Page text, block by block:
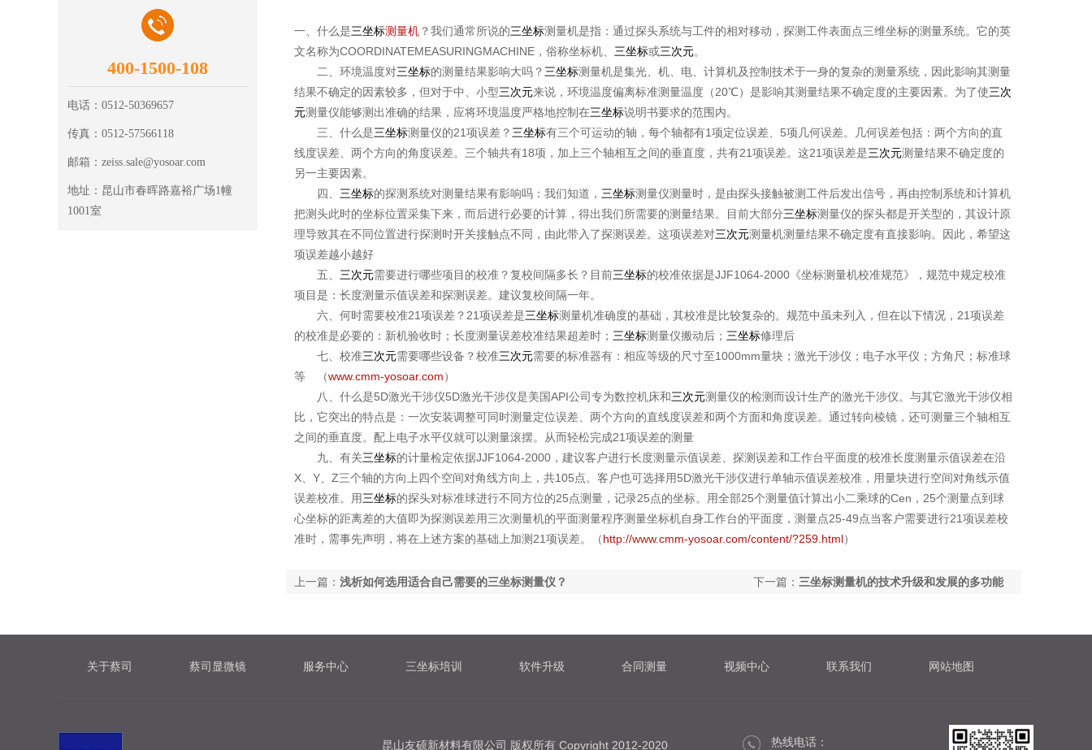
400-1500-108
电话： 0512-50369657
传真： 0512-57566118
邮箱： zeiss.sale@yosoar.com
地址： 昆山市春晖路嘉裕广场1幢
1001室
一、什么是三坐标测量机 ？我们通常所说的三坐标测量机是指：通过探头系统与工件的相对移动，探测工件表面点三维坐标的测量系统。它的英
文名称为COORDINATEMEASURINGMACHINE，俗称坐标机、 三坐标或三次元。
二、环境温度对三坐标的测量结果影响大吗？ 三坐标测量机是集光、机、电、计算机及控制技术于一身的复杂的测量系统，因此影响其测量
结果不确定的因素较多，但对于中、小型三次元来说，环境温度偏离标准测量温度（20℃）是影响其测量结果不确定度的主要因素。为了使三次
元测量仪能够测出准确的结果，应将环境温度严格地控制在三坐标说明书要求的范围内。
三、什么是三坐标测量仪的21项误差？ 三坐标有三个可运动的轴，每个轴都有1项定位误差、5项几何误差。几何误差包括：两个方向的直
线度误差、两个方向的角度误差。三个轴共有18项，加上三个轴相互之间的垂直度，共有21项误差。这21项误差是三次元测量结果不确定度的
另一主要因素。
四、 三坐标的探测系统对测量结果有影响吗：我们知道， 三坐标测量仪测量时，是由探头接触被测工件后发出信号，再由控制系统和计算机
把测头此时的坐标位置采集下来，而后进行必要的计算，得出我们所需要的测量结果。目前大部分三坐标测量仪的探头都是开关型的，其设计原
理导致其在不同位置进行探测时开关接触点不同，由此带入了探测误差。这项误差对三次元测量机测量结果不确定度有直接影响。因此，希望这
项误差越小越好
五、 三次元需要进行哪些项目的校准？复校间隔多长？目前三坐标的校准依据是JJF1064-2000《坐标测量机校准规范》，规范中规定校准
项目是：长度测量示值误差和探测误差。建议复校间隔一年。
六、何时需要校准21项误差？21项误差是三坐标测量机准确度的基础，其校准是比较复杂的。规范中虽未列入，但在以下情况，21项误差
的校准是必要的：新机验收时；长度测量误差校准结果超差时； 三坐标测量仪搬动后； 三坐标修理后
七、校准三次元需要哪些设备？校准三次元需要的标准器有：相应等级的尺寸至1000mm量块；激光干涉仪；电子水平仪；方角尺；标准球
等 （www.cmm-yosoar.com）
八、什么是5D激光干涉仪5D激光干涉仪是美国API公司专为数控机床和三次元测量仪的检测而设计生产的激光干涉仪。与其它激光干涉仪相
比，它突出的特点是：一次安装调整可同时测量定位误差、两个方向的直线度误差和两个方面和角度误差。通过转向棱镜，还可测量三个轴相互
之间的垂直度。配上电子水平仪就可以测量滚摆。从而轻松完成21项误差的测量
九、有关三坐标的计量检定依据JJF1064-2000，建议客户进行长度测量示值误差、探测误差和工作台平面度的校准长度测量示值误差在沿
X、Y、Z三个轴的方向上四个空间对角线方向上，共105点。客户也可选择用5D激光干涉仪进行单轴示值误差校准，用量块进行空间对角线示值
误差校准。用三坐标的探头对标准球进行不同方位的25点测量，记录25点的坐标。用全部25个测量值计算出小二乘球的Cen，25个测量点到球
心坐标的距离差的大值即为探测误差用三次测量机的平面测量程序测量坐标机自身工作台的平面度，测量点25-49点当客户需要进行21项误差校
准时，需事先声明，将在上述方案的基础上加测21项误差。（http://www.cmm-yosoar.com/content/?259.html）
下一篇： 三坐标测量机的技术升级和发展的多功能
上一篇： 浅析如何选用适合自己需要的三坐标测量仪？
关于蔡司 蔡司显微镜 服务中心 三坐标培训 软件升级 合同测量 视频中心 联系我们 网站地图
昆山友硕新材料有限公司 版权所有 Copyright 2012-2020 热线电话：